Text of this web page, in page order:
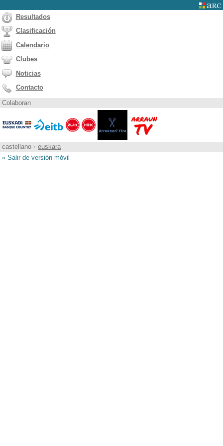
Resultados
Clasificación
Calendario
Clubes
Noticias
Contacto
Colaboran
castellano • euskara
« Salir de versión móvil